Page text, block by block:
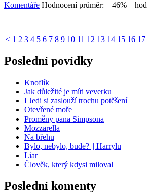
Komentáře Hodnocení průměr: 46%
|< 1 2 3 4 5 6 7 8 9 10 11 12 13 14 15 16 17
Poslední povídky
Knoflík
Jak důležité je míti veverku
I Jedi si zaslouží trochu potěšení
Otevřené moře
Proměny pana Simpsona
Mozzarella
Na břehu
Bylo, nebylo, bude? || Harrylu
Liar
Člověk, který kdysi miloval
Poslední komenty